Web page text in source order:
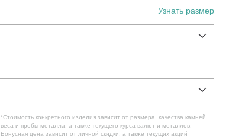
Узнать размер
*Стоимость конкретного изделия зависит от размера, качества камней,
веса и пробы металла, а также текущего курса валют и металлов.
Бонусная цена зависит от личной скидки, а также текущих акций